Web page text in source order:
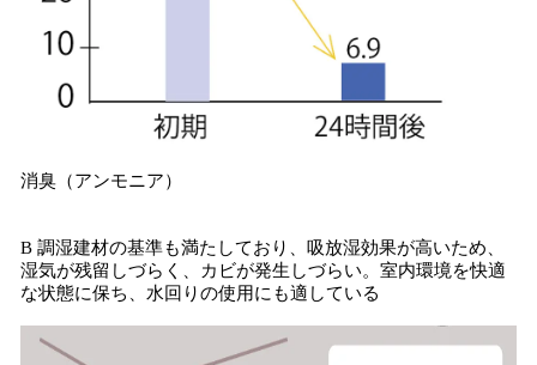
消臭（アンモニア）
B 調湿建材の基準も満たしており、吸放湿効果が高いため、
湿気が残留しづらく、カビが発生しづらい。室内環境を快適
な状態に保ち、水回りの使用にも適している